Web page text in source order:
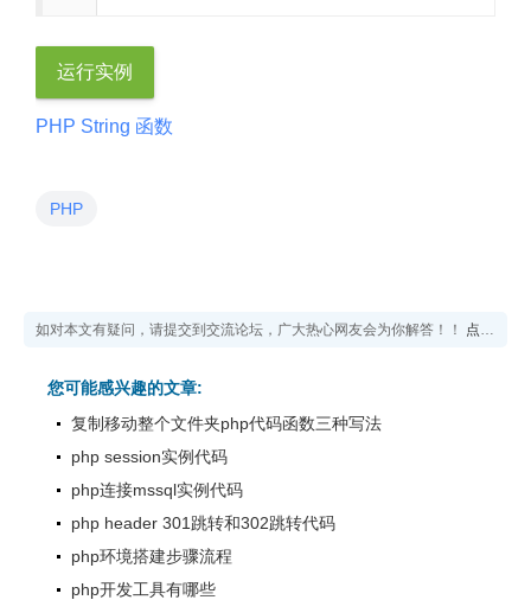
运行实例
PHP String 函数
PHP
如对本文有疑问，请提交到交流论坛，广大热心网友会为你解答！！ 点击进入论坛
您可能感兴趣的文章:
复制移动整个文件夹php代码函数三种写法
php session实例代码
php连接mssql实例代码
php header 301跳转和302跳转代码
php环境搭建步骤流程
php开发工具有哪些